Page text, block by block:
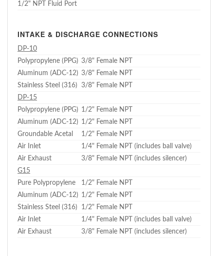
1/2" NPT Fluid Port
INTAKE & DISCHARGE CONNECTIONS
DP-10
Polypropylene (PPG) 3/8" Female NPT
Aluminum (ADC-12) 3/8" Female NPT
Stainless Steel (316)
3/8" Female NPT
DP-15
Polypropylene (PPG) 1/2" Female NPT
Aluminum (ADC-12) 1/2" Female NPT
Groundable Acetal
1/2" Female NPT
Air Inlet
1/4" Female NPT (includes ball valve)
Air Exhaust
3/8" Female NPT (includes silencer)
G15
Pure Polypropylene
1/2" Female NPT
Aluminum (ADC-12) 1/2" Female NPT
Stainless Steel (316)
1/2" Female NPT
Air Inlet
1/4" Female NPT (includes ball valve)
Air Exhaust
3/8" Female NPT (includes silencer)